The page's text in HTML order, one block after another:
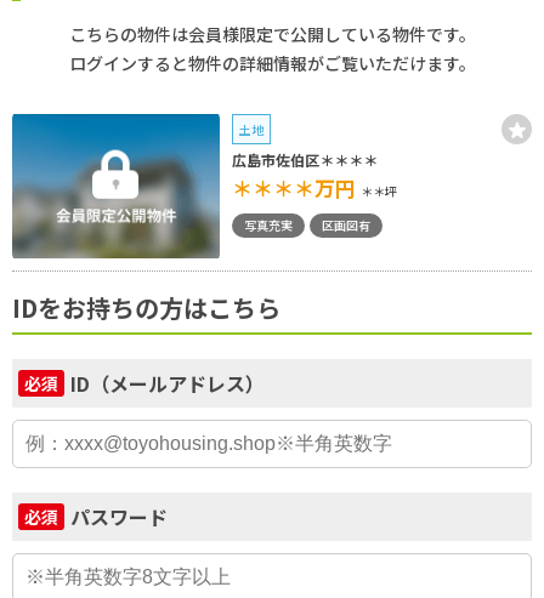
こちらの物件は会員様限定で公開している物件です。
ログインすると物件の詳細情報がご覧いただけます。
土地
広島市佐伯区＊＊＊＊
＊＊＊＊万円 ＊＊坪
写真充実
区画図有
IDをお持ちの方はこちら
必須 ID（メールアドレス）
必須 パスワード